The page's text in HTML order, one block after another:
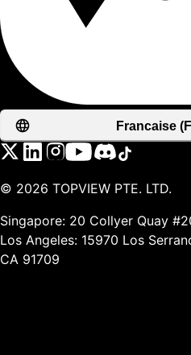
Francaise
© 2026 TOPVIEW PTE. LTD.
Singapore: 20 Collyer Quay
Los Angeles: 15970 Los
CA 91709